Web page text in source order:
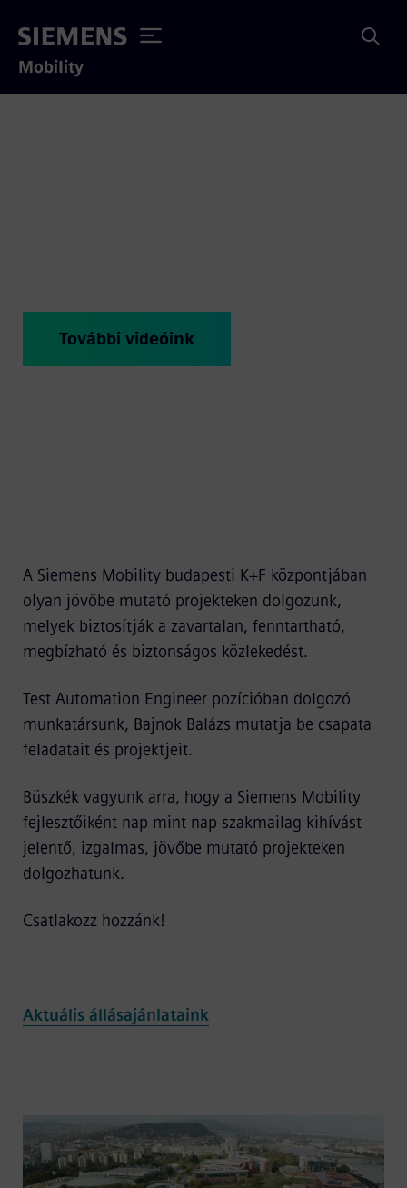
Mobility
További videóink
A Siemens Mobility budapesti K+F központjában
olyan jövőbe mutató projekteken dolgozunk,
melyek biztosítják a zavartalan, fenntartható,
megbízható és biztonságos közlekedést.
Test Automation Engineer pozícióban dolgozó
munkatársunk, Bajnok Balázs mutatja be csapata
feladatait és projektjeit.
Büszkék vagyunk arra, hogy a Siemens Mobility
fejlesztőiként nap mint nap szakmailag kihívást
jelentő, izgalmas, jövőbe mutató projekteken
dolgozhatunk.
Csatlakozz hozzánk!
Aktuális állásajánlataink